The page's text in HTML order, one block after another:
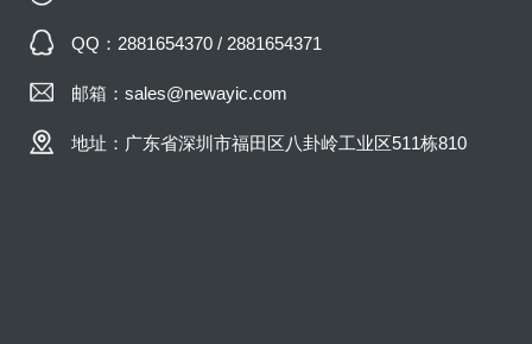
QQ：2881654370 / 2881654371
邮箱：sales@newayic.com
地址：广东省深圳市福田区八卦岭工业区511栋810